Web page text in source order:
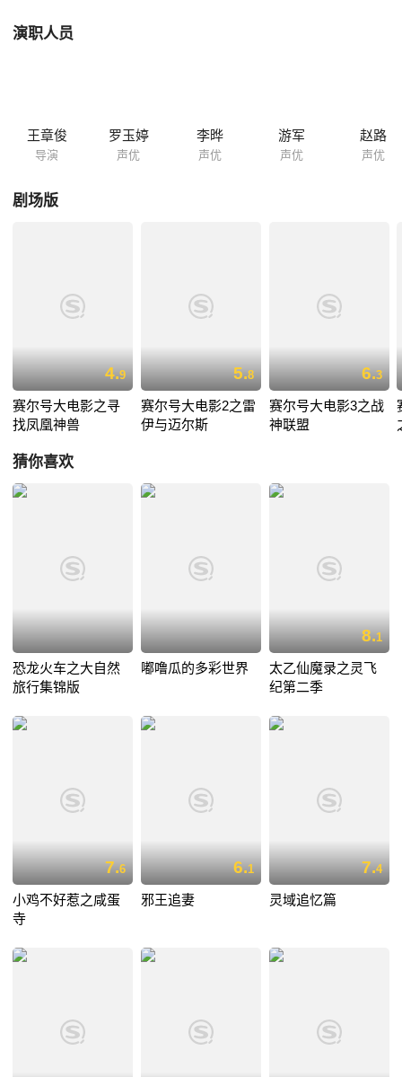
演职人员
王章俊
导演
罗玉婷
声优
李晔
声优
游军
声优
赵路
声优
剧场版
4.9
赛尔号大电影之寻
找凤凰神兽
5.8
赛尔号大电影2之雷
伊与迈尔斯
6.3
赛尔号大电影3之战
神联盟
猜你喜欢
恐龙火车之大自然
旅行集锦版
嘟噜瓜的多彩世界
8.1
太乙仙魔录之灵飞
纪第二季
7.6
小鸡不好惹之咸蛋
寺
6.1
邪王追妻
7.4
灵域追忆篇